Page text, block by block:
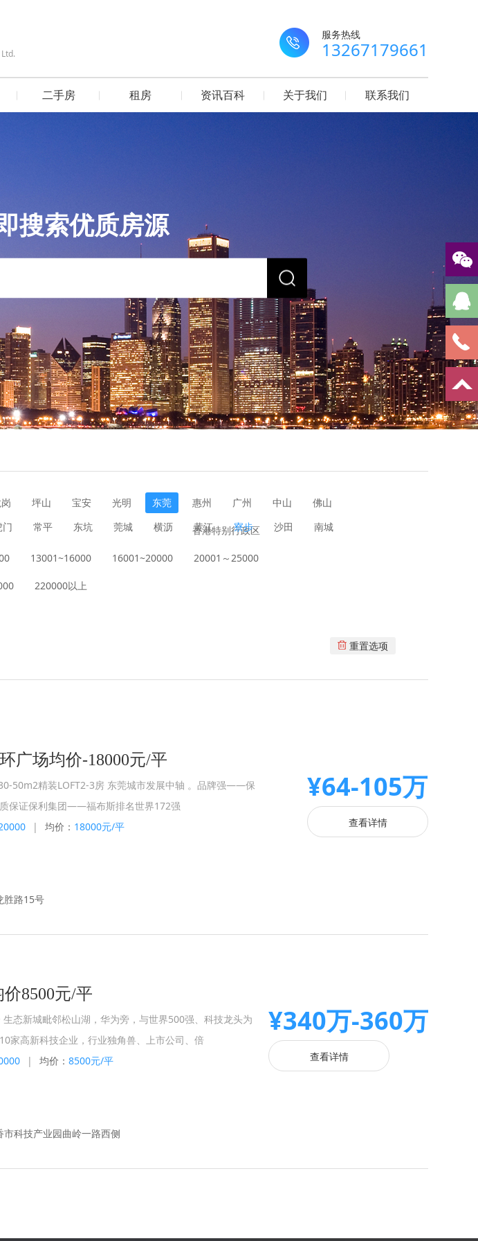
服务热线
13267179661
二手房 租房 资讯百科 关于我们 联系我们
搜索优质房源
坪山 宝安 光明
东莞
门 常平 东坑 莞城 横沥 黄江 寮步 沙田 南城
惠州 广州 中山 佛山
香港特别行政区
13001~16000 16001~20000 20001～25000
220000以上
重置选项
广场均价-18000元/平
50m2精装LOFT2-3房 东莞城市发展中轴 。品牌强——保
保证保利集团——福布斯排名世界172强
| 均价： 18000元/平
胜路15号
¥64-105万
查看详情
8500元/平
态新城毗邻松山湖，华为旁，与世界500强、科技龙头为
家高新科技企业，行业独角兽、上市公司、倍
| 均价： 8500元/平
市科技产业园曲岭一路西侧
¥340万-360万
查看详情